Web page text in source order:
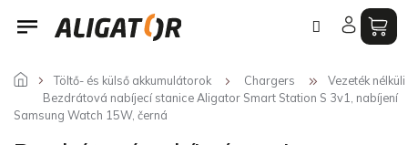
Ugrás
tartalomhoz
Töltő- és külső akkumulátorok Chargers
Vezeték nélküli
Bezdrátová nabíjecí stanice Aligator Smart Station S 3v1, nabíjení
Samsung Watch 15W, černá